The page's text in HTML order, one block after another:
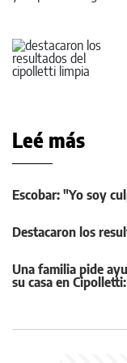
Leé más
Escobar: "Yo soy
Destacaron los
Una familia pide
su casa en